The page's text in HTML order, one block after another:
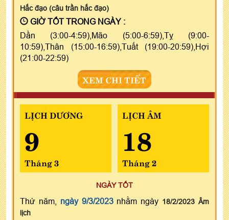
Hắc đạo (câu trần hắc đạo)
GIỜ TỐT TRONG NGÀY :
Dần (3:00-4:59),Mão (5:00-6:59),Tỵ (9:00-
10:59),Thân (15:00-16:59),Tuất (19:00-20:59),Hợi
(21:00-22:59)
XEM CHI TIẾT
LỊCH DƯƠNG
9
Tháng 3
LỊCH ÂM
18
Tháng 2
NGÀY TỐT
Thứ năm, ngày 9/3/2023nhằm ngày 18/2/2023 Âm
lịch